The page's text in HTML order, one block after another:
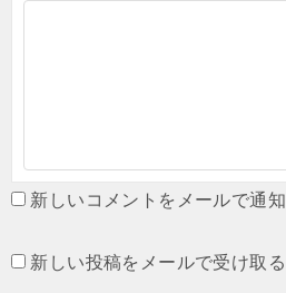
新しいコメントをメールで通知
新しい投稿をメールで受け取る